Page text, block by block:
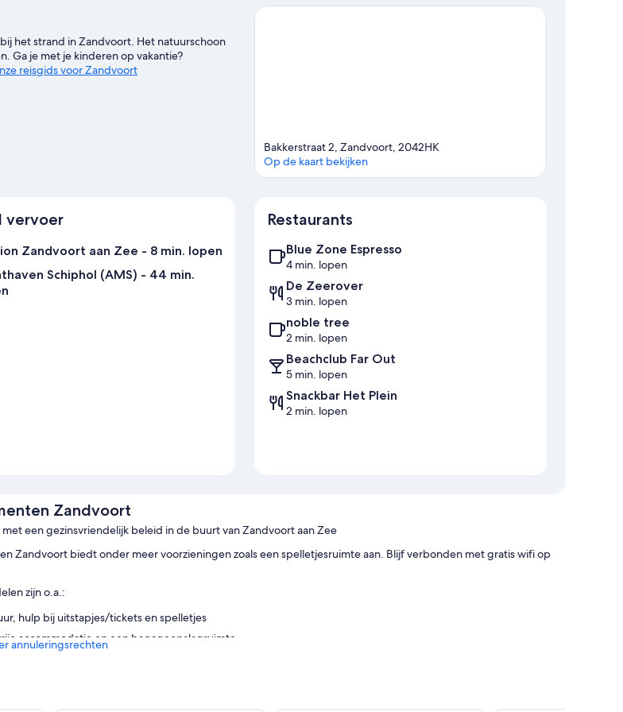
het strand in Zandvoort. Het natuurschoon
Ga je met je kinderen op vakantie?
reisgids voor Zandvoort
Bakkerstraat 2, Zandvoort, 2042HK
Op de kaart bekijken
vervoer
Zandvoort aan Zee - 8 min. lopen
Schiphol (AMS) - 44 min.
Restaurants
Blue Zone Espresso
4 min. lopen
De Zeerover
3 min. lopen
noble tree
2 min. lopen
Beachclub Far Out
5 min. lopen
Snackbar Het Plein
2 min. lopen
Zandvoort
een gezinsvriendelijk beleid in de buurt van Zandvoort aan Zee
Zandvoort biedt onder meer voorzieningen zoals een spelletjesruimte aan. Blijf verbonden met gratis wifi op
zijn o.a.:
hulp bij uitstapjes/tickets en spelletjes
accommodatie en een bagageopslagruimte
en eettafels.
annuleringsrechten